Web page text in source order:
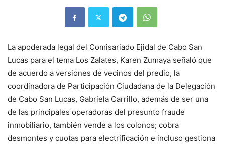
La apoderada legal del Comisariado Ejidal de Cabo San
Lucas para el tema Los Zalates, Karen Zumaya señaló que
de acuerdo a versiones de vecinos del predio, la
coordinadora de Participación Ciudadana de la Delegación
de Cabo San Lucas, Gabriela Carrillo, además de ser una
de las principales operadoras del presunto fraude
inmobiliario, también vende a los colonos; cobra
desmontes y cuotas para electrificación e incluso gestiona